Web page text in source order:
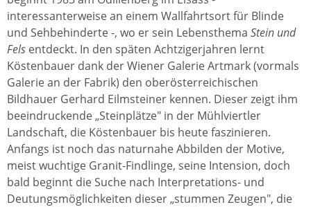
interessanterweise an einem Wallfahrtsort für Blinde
und Sehbehinderte -, wo er sein Lebensthema Stein und
Fels entdeckt. In den späten Achtzigerjahren lernt
Köstenbauer dank der Wiener Galerie Artmark (vormals
Galerie an der Fabrik) den oberösterreichischen
Bildhauer Gerhard Eilmsteiner kennen. Dieser zeigt ihm
beeindruckende „Steinplätze" in der Mühlviertler
Landschaft, die Köstenbauer bis heute faszinieren.
Anfangs ist noch das naturnahe Abbilden der Motive,
meist wuchtige Granit-Findlinge, seine Intension, doch
bald beginnt die Suche nach Interpretations- und
Deutungsmöglichkeiten dieser „stummen Zeugen", die